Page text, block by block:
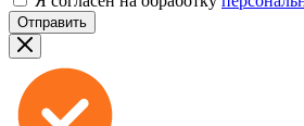
Отправить